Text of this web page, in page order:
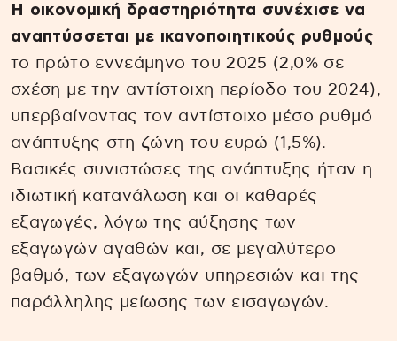
Η οικονομική δραστηριότητα συνέχισε να
αναπτύσσεται με ικανοποιητικούς ρυθμούς
το πρώτο εννεάμηνο του 2025 (2,0% σε
σχέση με την αντίστοιχη περίοδο του 2024),
υπερβαίνοντας τον αντίστοιχο μέσο ρυθμό
ανάπτυξης στη ζώνη του ευρώ (1,5%).
Βασικές συνιστώσες της ανάπτυξης ήταν η
ιδιωτική κατανάλωση και οι καθαρές
εξαγωγές, λόγω της αύξησης των
εξαγωγών αγαθών και, σε μεγαλύτερο
βαθμό, των εξαγωγών υπηρεσιών και της
παράλληλης μείωσης των εισαγωγών.